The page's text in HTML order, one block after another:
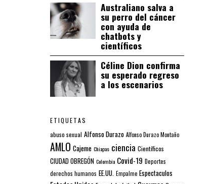
Australiano salva a
su perro del cáncer
con ayuda de
chatbots y
científicos
Céline Dion confirma
su esperado regreso
a los escenarios
ETIQUETAS
abuso sexual Alfonso Durazo Alfonso Durazo Montaño
AMLO Cajeme Chiapas ciencia Científicos
CIUDAD OBREGÓN Colombia Covid-19 Deportes
derechos humanos EE.UU. Empalme Espectaculos